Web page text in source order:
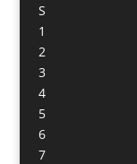
S
1
2
3
4
5
6
7